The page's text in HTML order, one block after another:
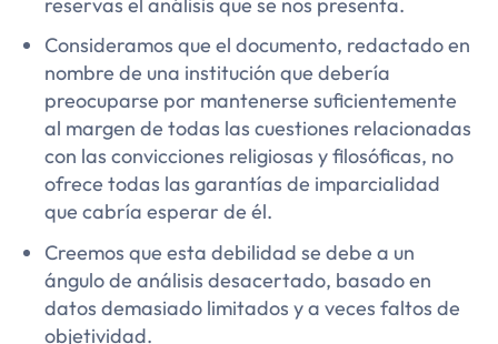
reservas el análisis que se nos presenta.
Consideramos que el documento, redactado en
nombre de una institución que debería
preocuparse por mantenerse suficientemente
al margen de todas las cuestiones relacionadas
con las convicciones religiosas y filosóficas, no
ofrece todas las garantías de imparcialidad
que cabría esperar de él.
Creemos que esta debilidad se debe a un
ángulo de análisis desacertado, basado en
datos demasiado limitados y a veces faltos de
objetividad.